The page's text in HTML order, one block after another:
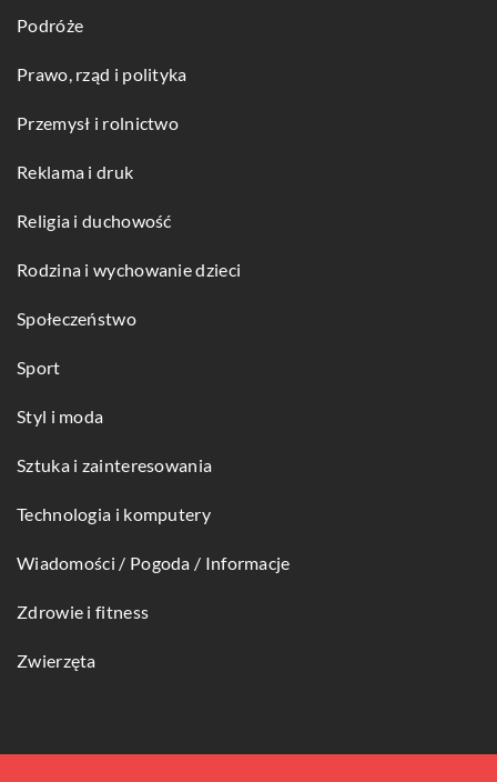
Podróże
Prawo, rząd i polityka
Przemysł i rolnictwo
Reklama i druk
Religia i duchowość
Rodzina i wychowanie dzieci
Społeczeństwo
Sport
Styl i moda
Sztuka i zainteresowania
Technologia i komputery
Wiadomości / Pogoda / Informacje
Zdrowie i fitness
Zwierzęta